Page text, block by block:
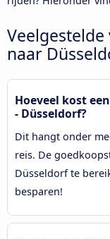
naar
Hoeveel kost
- Düsseldorf?
Dit hangt onder
reis. De
Düsseldorf te
besparen!